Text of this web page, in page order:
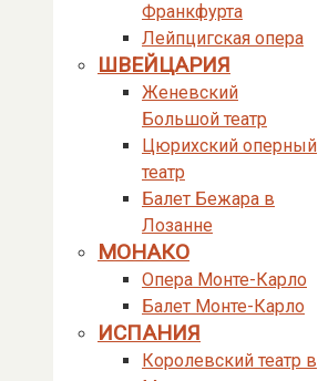
Франкфурта
Лейпцигская опера
ШВЕЙЦАРИЯ
Женевский
Большой театр
Цюрихский оперный
театр
Балет Бежара в
Лозанне
МОНАКО
Опера Монте-Карло
Балет Монте-Карло
ИСПАНИЯ
Королевский театр в